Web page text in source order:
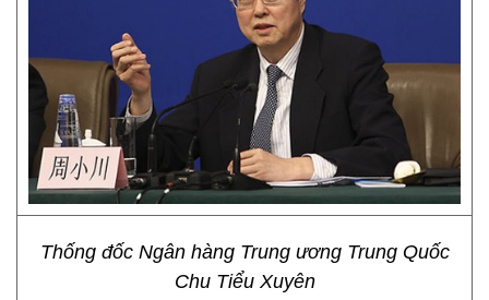
Thống đốc Ngân hàng Trung ương Trung Quốc
Chu Tiểu Xuyên